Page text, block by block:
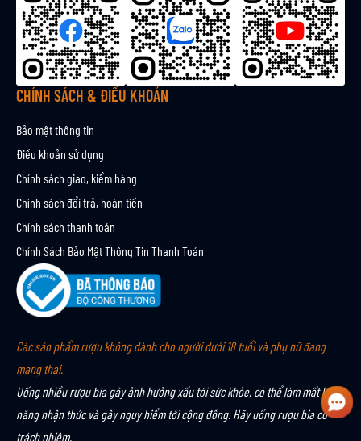
CHÍNH SÁCH & ĐIỀU KHOẢN
Bảo mật thông tin
Điều khoản sử dụng
Chính sách giao, kiểm hàng
Chính sách đổi trả, hoàn tiền
Chính sách thanh toán
Chính Sách Bảo Mật Thông Tin Thanh Toán
Các sản phẩm rượu không dành cho người dưới 18 tuổi và phụ nữ đang
mang thai.
Uống nhiều rượu bia gây ảnh hưởng xấu tới sức khỏe, có thể làm mất khả
năng nhận thức và gây nguy hiểm tới cộng đồng. Hãy uống rượu bia có
trách nhiệm.